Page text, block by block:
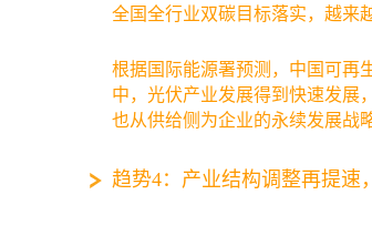
全国全行业双碳目标落实，越来
根据国际能源署预测，中国可再
中，光伏产业发展得到快速发展
也从供给侧为企业的永续发展战
趋势4：产业结构调整再提速